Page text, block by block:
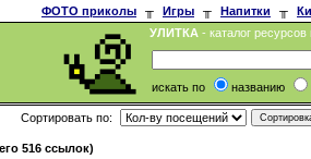
ФОТО приколы ╥ Игры ╥ Напитки ╥
УЛИТКА - каталог ресурсов
искать по названию
Сортировать по:
516 ссылок)